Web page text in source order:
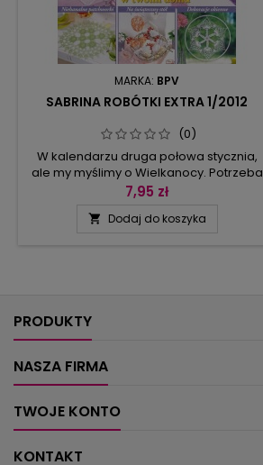
MARKA: BPV
SABRINA ROBÓTKI EXTRA 1/2012
(0)
W kalendarzu druga połowa stycznia,
ale my myślimy o Wielkanocy. Potrzeba
czasu, aby pomyśleć o zmianie wystroju
na święconkę. Sabrina Robótki Extra
7,95 zł
 Dodaj do koszyka
PRODUKTY
NASZA FIRMA
TWOJE KONTO
KONTAKT